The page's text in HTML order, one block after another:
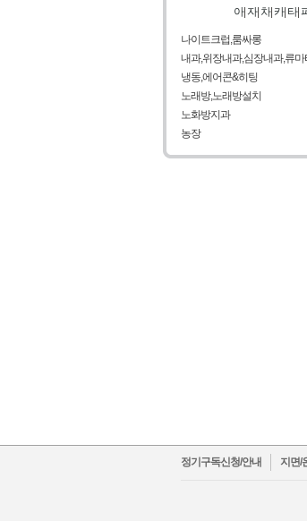
아| 자| 차| 카| 타|
나이트크럽,룸싸롱
내과,위장내과,심장내과,류
냉동,에어콘&히팅
노래방,노래방설치
노화방지과
농장
정기구독신청/안내 지면/